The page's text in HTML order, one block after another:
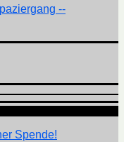
--
Spende!